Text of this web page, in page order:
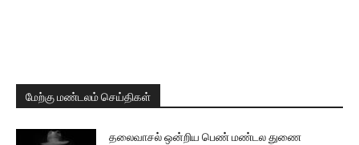
மேற்கு மண்டலம் செய்திகள்
தலைவாசல் ஒன்றிய பெண் மண்டல துணை